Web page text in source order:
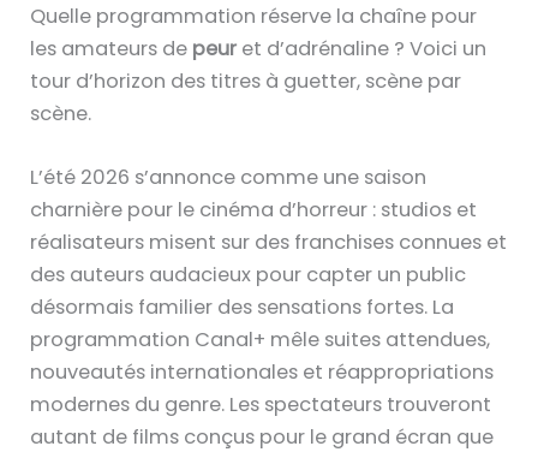
Quelle programmation réserve la chaîne pour
les amateurs de peur et d’adrénaline ? Voici un
tour d’horizon des titres à guetter, scène par
scène.
L’été 2026 s’annonce comme une saison
charnière pour le cinéma d’horreur : studios et
réalisateurs misent sur des franchises connues et
des auteurs audacieux pour capter un public
désormais familier des sensations fortes. La
programmation Canal+ mêle suites attendues,
nouveautés internationales et réappropriations
modernes du genre. Les spectateurs trouveront
autant de films conçus pour le grand écran que